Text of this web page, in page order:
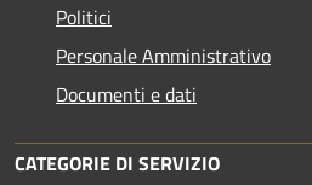
Politici
Personale Amministrativo
Documenti e dati
CATEGORIE DI SERVIZIO